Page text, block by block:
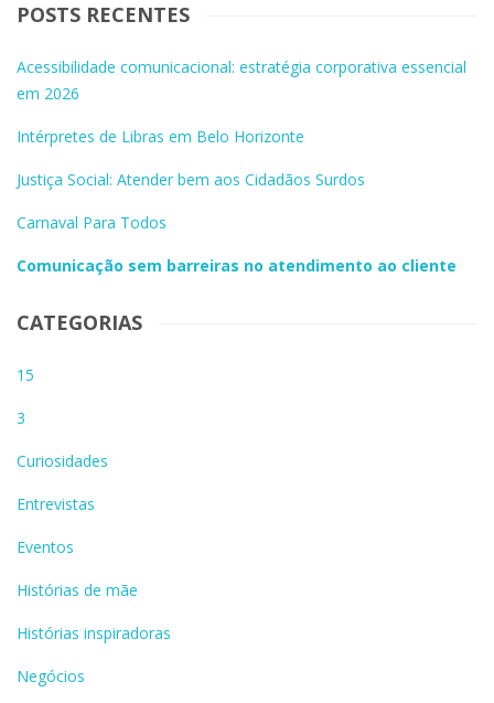
POSTS RECENTES
Acessibilidade comunicacional: estratégia corporativa essencial
em 2026
Intérpretes de Libras em Belo Horizonte
Justiça Social: Atender bem aos Cidadãos Surdos
Carnaval Para Todos
Comunicação sem barreiras no atendimento ao cliente
CATEGORIAS
15
3
Curiosidades
Entrevistas
Eventos
Histórias de mãe
Histórias inspiradoras
Negócios